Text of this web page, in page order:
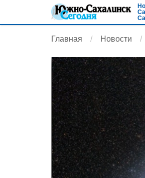
Главная Новости